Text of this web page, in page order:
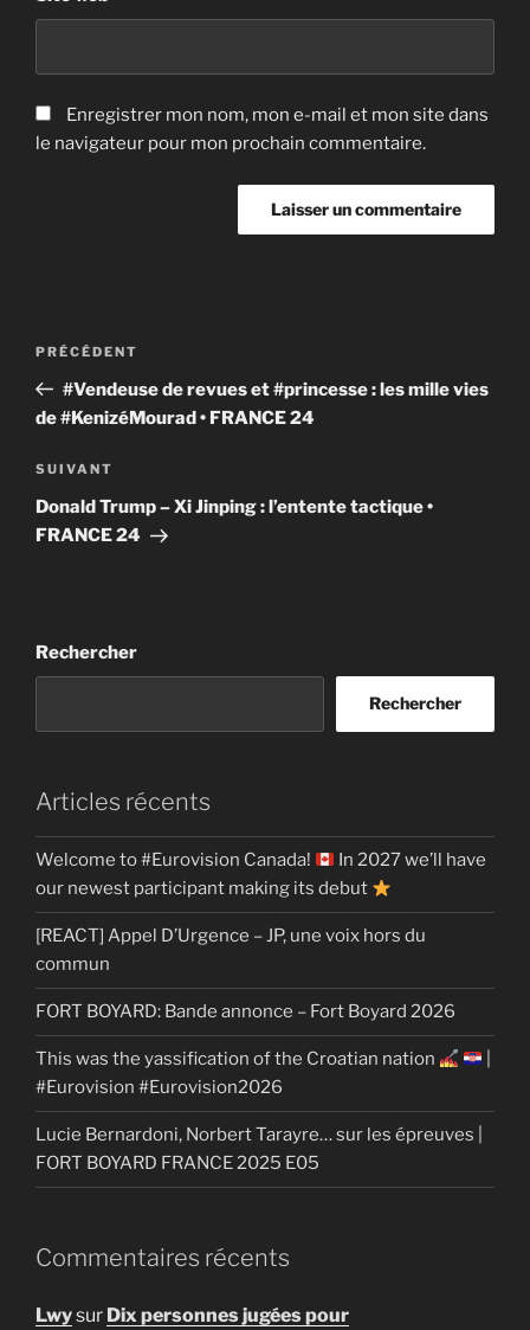
Enregistrer mon nom, mon e-mail et mon site dans
le navigateur pour mon prochain commentaire.
Navigation
l’article
Article
précédent
PRÉCÉDENT
#Vendeuse de revues et #princesse : les mille vies
de #KenizéMourad • FRANCE 24
Article
suivant
SUIVANT
Donald Trump – Xi Jinping : l’entente tactique •
FRANCE 24
Rechercher
Rechercher
Articles récents
Welcome to #Eurovision Canada!
In 2027 we’ll have
our newest participant making its debut
[REACT] Appel D’Urgence – JP, une voix hors du
commun
FORT BOYARD: Bande annonce – Fort Boyard 2026
This was the yassification of the Croatian nation
#Eurovision #Eurovision2026
Lucie Bernardoni, Norbert Tarayre… sur les épreuves |
FORT BOYARD FRANCE 2025 E05
Commentaires récents
Lwysur Dix personnes jugées pour